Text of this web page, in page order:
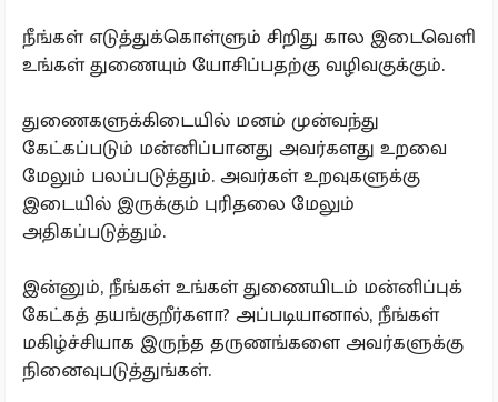
நீங்கள் எடுத்துக்கொள்ளும் சிறிது கால இடைவெளி
உங்கள் துணையும் யோசிப்பதற்கு வழிவகுக்கும்.
துணைகளுக்கிடையில் மனம் முன்வந்து
கேட்கப்படும் மன்னிப்பானது அவர்களது உறவை
மேலும் பலப்படுத்தும். அவர்கள் உறவுகளுக்கு
இடையில் இருக்கும் புரிதலை மேலும்
அதிகப்படுத்தும்.
இன்னும், நீங்கள் உங்கள் துணையிடம் மன்னிப்புக்
கேட்கத் தயங்குறீர்களா? அப்படியானால், நீங்கள்
மகிழ்ச்சியாக இருந்த தருணங்களை அவர்களுக்கு
நினைவுபடுத்துங்கள்.